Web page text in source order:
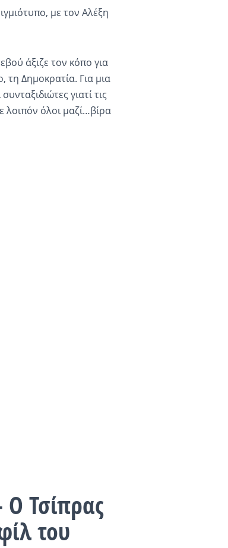
με τον Αλέξη
άξιζε τον κόπο για
τη Δημοκρατία. Για μια
γιατί τις
λοιπόν όλοι μαζί…βίρα
Τσίπρας
του